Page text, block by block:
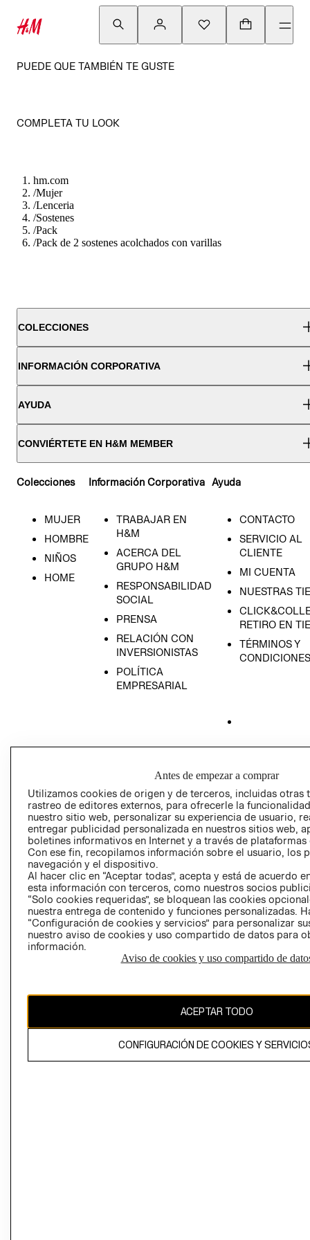
PUEDE QUE TAMBIÉN TE GUSTE
COMPLETA TU LOOK
hm.com
/Mujer
/Lenceria
/Sostenes
/Pack
/Pack de 2 sostenes acolchados con varillas
COLECCIONES
INFORMACIÓN CORPORATIVA
AYUDA
CONVIÉRTETE EN H&M MEMBER
Colecciones
MUJER
HOMBRE
NIÑOS
HOME
Información Corporativa
TRABAJAR EN
H&M
ACERCA DEL
GRUPO H&M
RESPONSABILIDAD
SOCIAL
PRENSA
RELACIÓN CON
INVERSIONISTAS
POLÍTICA
EMPRESARIAL
Ayuda
CONTACTO
SERVICIO AL
CLIENTE
MI CUENTA
NUESTRAS
RETIRO EN
TÉRMINOS Y
CONDICIONES
GIFT CARD
AVISO DE
Perú (S/)
CAMBIAR REGIÓN
propiedad de H&M Hennes & Mauritz AB
Antes de empezar a comprar
Utilizamos cookies de origen y de terceros, incluidas otras
rastreo de editores externos, para ofrecerle la
nuestro sitio web, personalizar su experiencia de usuario,
entregar publicidad personalizada en nuestros sitios web,
boletines informativos en Internet y a través de plataformas
Con ese fin, recopilamos información sobre el usuario, los
navegación y el dispositivo.
Al hacer clic en “Aceptar todas”, acepta y está de acuerdo
esta información con terceros, como nuestros socios
“Solo cookies requeridas”, se bloquean las cookies
nuestra entrega de contenido y funciones personalizadas.
“Configuración de cookies y servicios” para personalizar
nuestro aviso de cookies y uso compartido de datos para
información.
Aviso de cookies y uso compartido de
ACEPTAR TODO
CONFIGURACIÓN DE COOKIES Y